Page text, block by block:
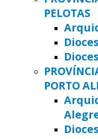
PELOTAS
PORTO